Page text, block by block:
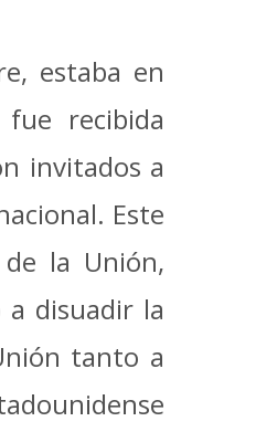
estaba en
recibida
invitados a
Este
la Unión,
a disuadir la
tanto a